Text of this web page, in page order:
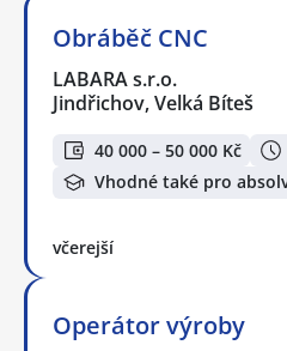
Obráběč CNC
LABARA s.r.o.
Jindřichov, Velká Bíteš
40 000 – 50 000 Kč
Vhodné také pro
včerejší
Operátor výroby